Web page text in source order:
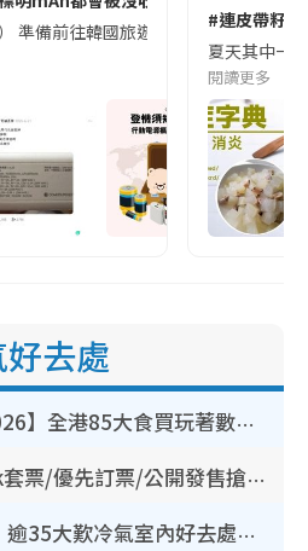
） 準備前往韓國旅遊的民眾，近期要
#連皮帶籽
夏天其中一
閱讀更多
去處
【8月生日優惠2026】全港85大食買玩著數攻略 自助餐/火鍋放題同行免費＋誠品/DONKI送現金券
人夫集團｜Klook套票/優先訂票/公開發售搶飛攻略！附票價.購票連結.場地座位表
香港室內好去處｜逾35大歎冷氣室內好去處推介 室內活動免費避雨無懼落雨